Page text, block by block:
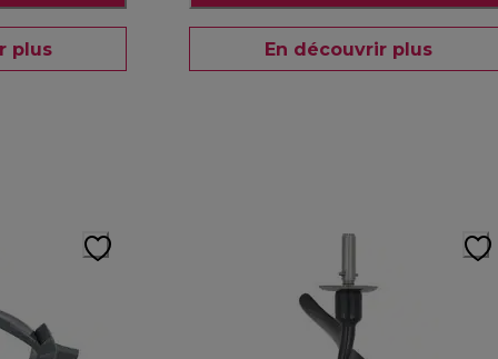
plus En découvrir plus